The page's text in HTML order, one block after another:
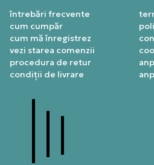
întrebări frecvente
cum cumpăr
cum mă înregistrez
vezi starea comenzii
procedura de retur
condiții de livrare